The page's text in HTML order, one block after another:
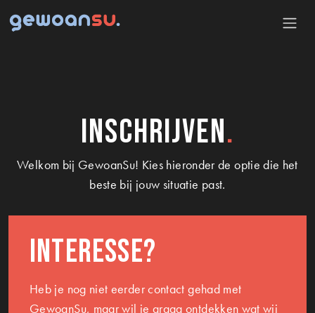
Inschrijven
Welkom bij GewoanSu! Kies hieronder de optie die het
beste bij jouw situatie past.
Interesse?
Heb je nog niet eerder contact gehad met
GewoanSu, maar wil je graag ontdekken wat wij